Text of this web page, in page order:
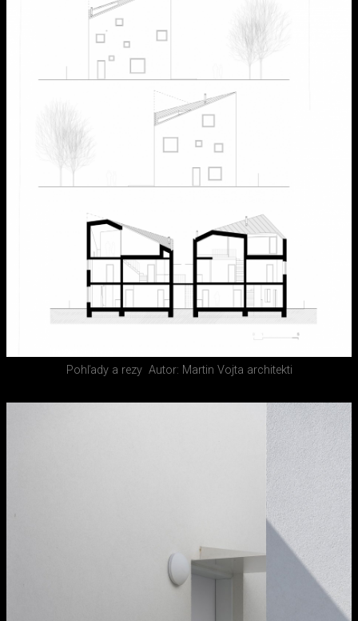
Pohľady a rezy Autor: Martin Vojta architekti